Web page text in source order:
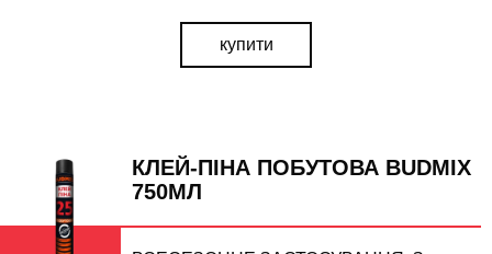
купити
КЛЕЙ-ПІНА ПОБУТОВА BUDMIX
750МЛ